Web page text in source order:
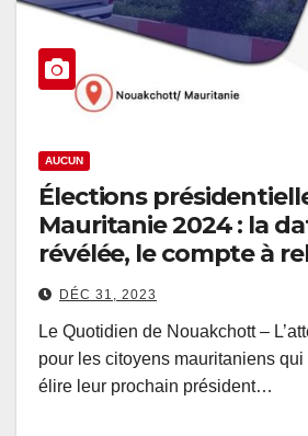
AUCUN
Élections
Mauritanie 2024 : la
révélée, le compte à
commencé
DÉC 31, 2023
Le Quotidien de Nouakchott –
pour les citoyens mauritaniens qui
élire leur prochain président…